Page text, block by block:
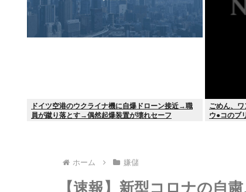
ドイツ空港のウクライナ機に自爆ドローン接近→職
員が蹴り落とす→偶然起爆装置が壊れセーフ
ごめん、
ウ●コのブ
ホーム 嫌儲
【速報】新型コロナの自